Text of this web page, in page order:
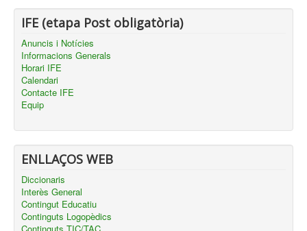
IFE (etapa Post obligatòria)
Anuncis i Notícies
Informacions Generals
Horari IFE
Calendari
Contacte IFE
Equip
ENLLAÇOS WEB
Diccionaris
Interès General
Contingut Educatiu
Continguts Logopèdics